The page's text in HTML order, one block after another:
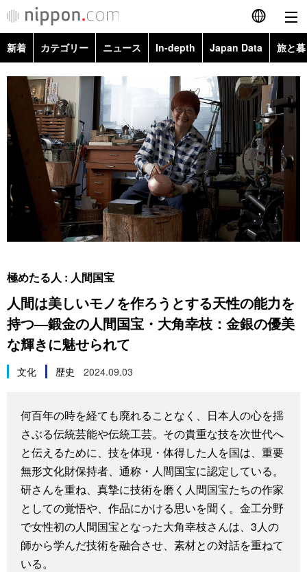
English
简体字
繁體字
Français
Español
العربية
カテゴリー
政治・外交
経済・ビジネス
社会
文化
科学・技術
スポーツ・東京2020
ニュース
トップ
In-depth
旅と暮らし
動画/Live
Books
Topics
Images
People
東京
新着 カテゴリー ニュース In-depth Japan Data 旅と
政治・外交
経済・ビジネス
国際・海外
社会
スポーツ・東京2020
Topics
Images
People
東京
お知らせ
極めたる人 : 人間国宝
人間は美しいモノを作ろうとする天性の能力を
持つ―鍛金の人間国宝・大角幸枝：金銀の優美
な輝きに魅せられて
文化 歴史 2024.09.03
何百年の時を経ても廃れることなく、日本人の心を揺
さぶる伝統芸能や伝統工芸。その貴重な技を次世代へ
と伝えるために、技を体現・体得した人を国は、重要
無形文化財保持者、通称・人間国宝に認定している。
研さんを重ね、真摯に技術を磨く人間国宝たちの作家
としての覚悟や、作品にかける思いを聞く。金工分野
で女性初の人間国宝となった大角幸枝さんは、3人の
師から学んだ技術を融合させ、素材との対話を重ねて
いる。